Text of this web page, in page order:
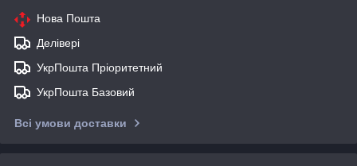
Нова Пошта
Делівері
УкрПошта Пріоритетний
УкрПошта Базовий
Всі умови доставки